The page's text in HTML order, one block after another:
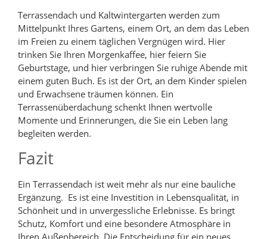
Terrassendach und Kaltwintergarten werden zum
Mittelpunkt Ihres Gartens, einem Ort, an dem das Leben
im Freien zu einem täglichen Vergnügen wird. Hier
trinken Sie Ihren Morgenkaffee, hier feiern Sie
Geburtstage, und hier verbringen Sie ruhige Abende mit
einem guten Buch. Es ist der Ort, an dem Kinder spielen
und Erwachsene träumen können. Ein
Terrassenüberdachung schenkt Ihnen wertvolle
Momente und Erinnerungen, die Sie ein Leben lang
begleiten werden.
Fazit
Ein Terrassendach ist weit mehr als nur eine bauliche
Ergänzung. Es ist eine Investition in Lebensqualität, in
Schönheit und in unvergessliche Erlebnisse. Es bringt
Schutz, Komfort und eine besondere Atmosphäre in